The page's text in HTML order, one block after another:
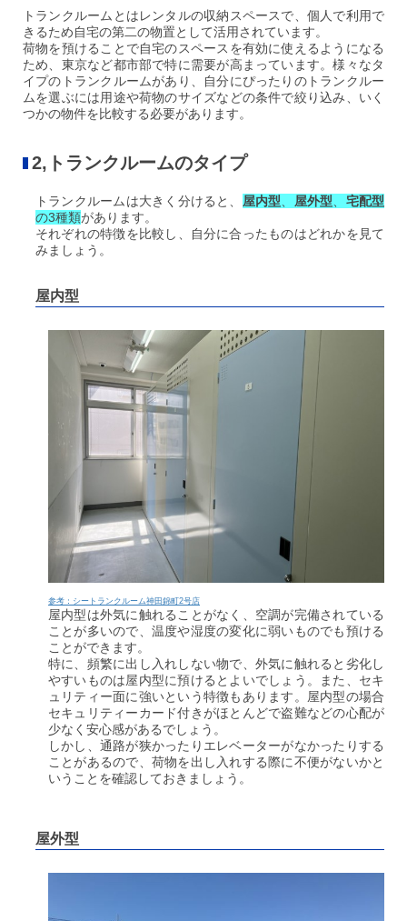
トランクルームとはレンタルの収納スペースで、個人で利用で
きるため自宅の第二の物置として活用されています。
荷物を預けることで自宅のスペースを有効に使えるようになる
ため、東京など都市部で特に需要が高まっています。様々なタ
イプのトランクルームがあり、自分にぴったりのトランクルー
ムを選ぶには用途や荷物のサイズなどの条件で絞り込み、いく
つかの物件を比較する必要があります。
2,トランクルームのタイプ
トランクルームは大きく分けると、 屋内型、 屋外型、 宅配型
の3種類があります。
それぞれの特徴を比較し、自分に合ったものはどれかを見て
みましょう。
屋内型
参考：シートランクルーム神田錦町2号店
屋内型は外気に触れることがなく、空調が完備されている
ことが多いので、温度や湿度の変化に弱いものでも預ける
ことができます。
特に、頻繁に出し入れしない物で、外気に触れると劣化し
やすいものは屋内型に預けるとよいでしょう。また、セキ
ュリティー面に強いという特徴もあります。 屋内型の場合
セキュリティーカード付きがほとんどで盗難などの心配が
少なく安心感があるでしょう。
しかし、通路が狭かったりエレベーターがなかったりする
ことがあるので、荷物を出し入れする際に不便がないかと
いうことを確認しておきましょう。
屋外型